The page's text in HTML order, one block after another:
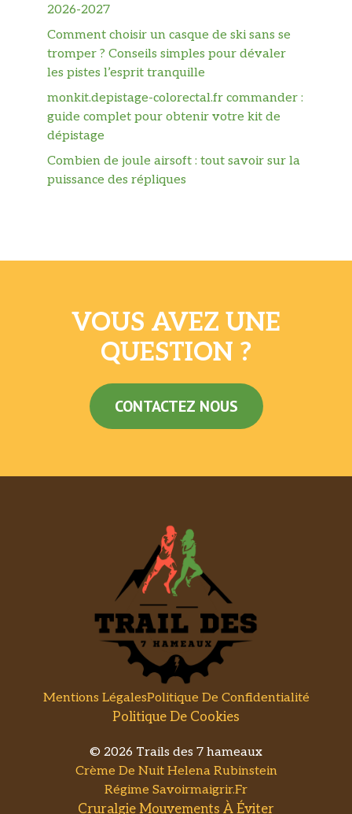
2026-2027
Comment choisir un casque de ski sans se
tromper ? Conseils simples pour dévaler
les pistes l’esprit tranquille
monkit.depistage-colorectal.fr commander :
guide complet pour obtenir votre kit de
dépistage
Combien de joule airsoft : tout savoir sur la
puissance des répliques
VOUS AVEZ UNE
QUESTION ?
CONTACTEZ NOUS
Mentions LégalesPolitique De Confidentialité
Politique De Cookies
© 2026 Trails des 7 hameaux
Crème De Nuit Helena Rubinstein
Régime Savoirmaigrir.fr
Cruralgie Mouvements À Éviter